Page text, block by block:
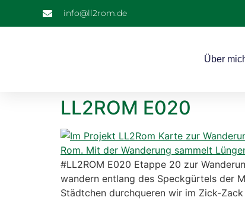
info@ll2rom.de
Über
LL2ROM E020
#LL2ROM E020 Etappe 20 zur
wandern entlang des Speckgürtels der
Städtchen durchqueren wir im Zick-